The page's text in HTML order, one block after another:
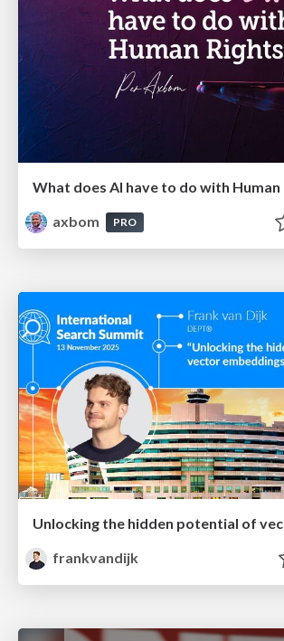
What does AI have to do with Human
axbom
PRO
frankvandijk